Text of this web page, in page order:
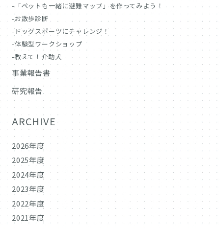
「ペットも一緒に避難マップ」を作ってみよう！
お散歩診断
ドッグスポーツにチャレンジ！
体験型ワークショップ
教えて！介助犬
事業報告書
研究報告
ARCHIVE
2026年度
2025年度
2024年度
2023年度
2022年度
2021年度